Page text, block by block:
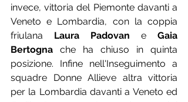
invece, vittoria del Piemonte davanti a
Veneto e Lombardia, con la coppia
friulana Laura Padovan e Gaia
Bertogna che ha chiuso in quinta
posizione. Infine nell'Inseguimento a
squadre Donne Allieve altra vittoria
per la Lombardia davanti a Veneto ed